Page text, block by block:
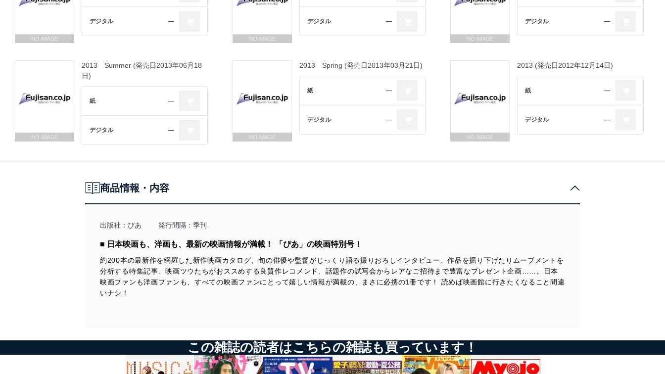
デジタル ― デジタル ― デジタル ―
2013 Summer (発売日2013年06月18
日)
紙 ―
デジタル ―
2013 Spring (発売日2013年03月21日)
紙 ―
デジタル ―
2013 (発売日2012年12月14日)
紙 ―
デジタル ―
商品情報・内容
出版社： ぴあ 発行間隔：季刊
■ 日本映画も、洋画も、最新の映画情報が満載！ 「ぴあ」の映画特別号！
約200本の最新作を網羅した新作映画カタログ、旬の俳優や監督がじっくり語る撮りおろしインタビュー、作品を掘り下げたりムーブメントを
分析する特集記事、映画ツウたちがおススめする良質作レコメンド、話題作の試写会からレアなご招待まで豊富なプレゼント企画……。日本
映画ファンも洋画ファンも、すべての映画ファンにとって嬉しい情報が満載の、まさに必携の1冊です！ 読めば映画館に行きたくなること間違
いナシ！
この雑誌の読者はこちらの雑誌も買っています！